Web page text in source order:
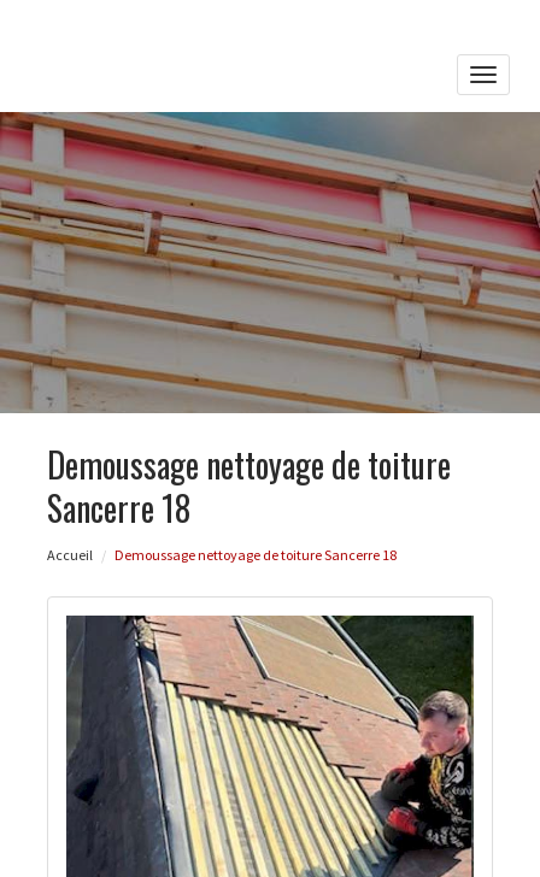
Toggle
Demoussage nettoyage de toiture
Sancerre 18
Accueil Demoussage nettoyage de toiture Sancerre 18